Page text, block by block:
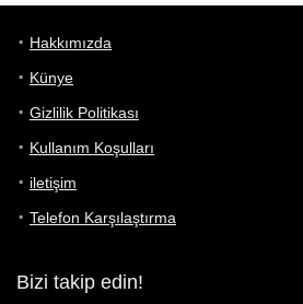
Hakkımızda
Künye
Gizlilik Politikası
Kullanım Koşulları
iletişim
Telefon Karşılaştırma
Bizi takip edin!